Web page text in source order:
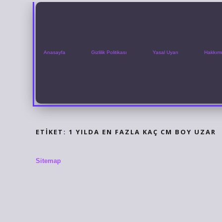
Anasayfa Gizlilik Politikası Yasal Uyarı
ETIKET: 1 YILDA EN FAZLA KAÇ CM BOY UZAR
Sitemap